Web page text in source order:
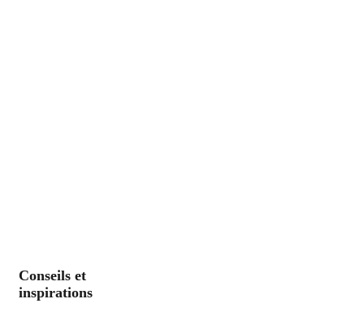
Conseils et
inspirations